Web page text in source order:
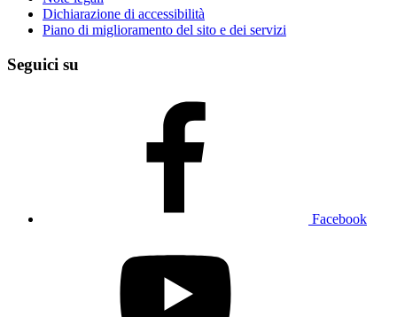
Dichiarazione di accessibilità
Piano di miglioramento del sito e dei servizi
Seguici su
Facebook